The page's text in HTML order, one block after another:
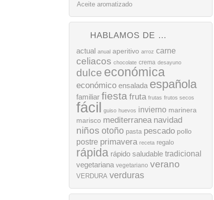
Aceite aromatizado
HABLAMOS DE …
actual anual aperitivo arroz carne
celiacos chocolate crema desayuno
dulce económica
económico ensalada española
familiar fiesta fruta frutas frutos secos
fácil guiso huevos invierno marinera
marisco mediterranea navidad
niños otoño pasta pescado pollo
postre primavera receta regalo
rápida rápido saludable tradicional
vegetariana vegetariano verano
VERDURA verduras